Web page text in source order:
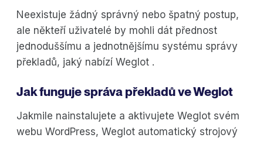
Neexistuje žádný správný nebo špatný postup,
ale někteří uživatelé by mohli dát přednost
jednoduššímu a jednotnějšímu systému správy
překladů, jaký nabízí Weglot .
Jak funguje správa překladů ve Weglot
Jakmile nainstalujete a aktivujete Weglot svém
webu WordPress, Weglot automatický strojový